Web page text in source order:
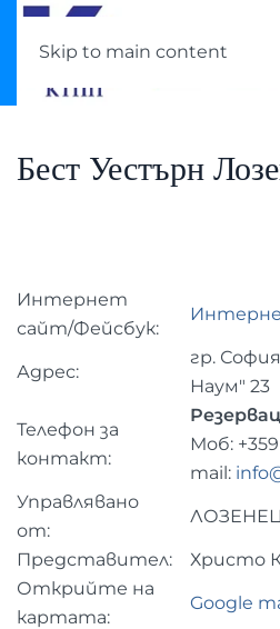
Skip to main content
Бест Уестърн
Интернет
сайт/Фейсбук:
Адрес:
гр.
Наум" 23
Телефон за
контакт:
Моб:
mail:
Управлявано
от:
Представител:
Христо
Открийте на
картата:
Google